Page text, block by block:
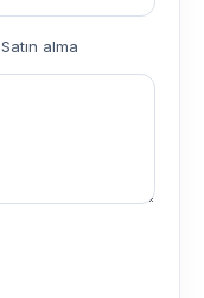
Satın alma